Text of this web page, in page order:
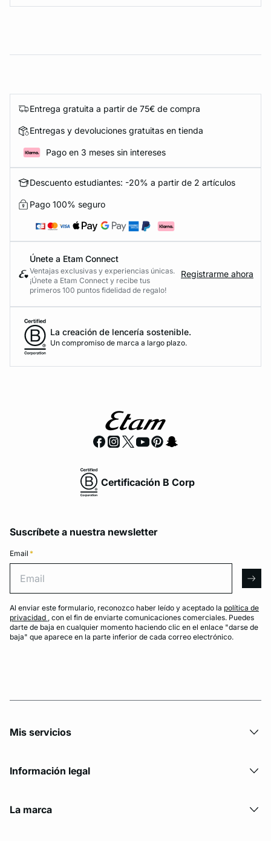
Entrega gratuita a partir de 75€ de compra
Entregas y devoluciones gratuitas en tienda
Pago en 3 meses sin intereses
Descuento estudiantes: -20% a partir de 2 artículos
Pago 100% seguro
Únete a Etam Connect
Ventajas exclusivas y experiencias únicas.
¡Únete a Etam Connect y recibe tus
primeros 100 puntos fidelidad de regalo!
Registrarme ahora
La creación de lencería sostenible.
Un compromiso de marca a largo plazo.
Certificación B Corp
Suscríbete a nuestra newsletter
Email *
Al enviar este formulario, reconozco haber leído y aceptado la política de
privacidad , con el fin de enviarte comunicaciones comerciales. Puedes
darte de baja en cualquier momento haciendo clic en el enlace "darse de
baja" que aparece en la parte inferior de cada correo electrónico.
Mis servicios
Información legal
La marca